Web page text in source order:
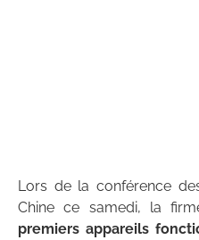
Lors de la conférence
Chine ce samedi, la
premiers appareils